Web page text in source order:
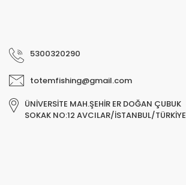
5300320290
totemfishing@gmail.com
ÜNİVERSİTE MAH.ŞEHİR ER DOĞAN ÇUBUK
SOKAK NO:12 AVCILAR/İSTANBUL/TÜRKİYE